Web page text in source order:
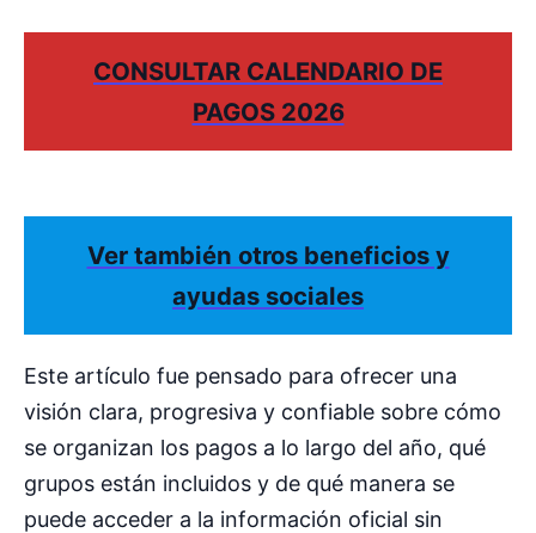
CONSULTAR CALENDARIO DE
PAGOS 2026
Ver también otros beneficios y
ayudas sociales
Este artículo fue pensado para ofrecer una
visión clara, progresiva y confiable sobre cómo
se organizan los pagos a lo largo del año, qué
grupos están incluidos y de qué manera se
puede acceder a la información oficial sin